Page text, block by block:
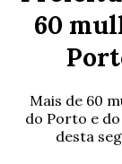
60
Mais de 60
do Porto e
desta